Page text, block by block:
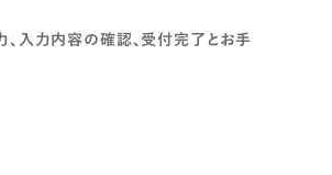
入力内容の確認、受付完了とお手